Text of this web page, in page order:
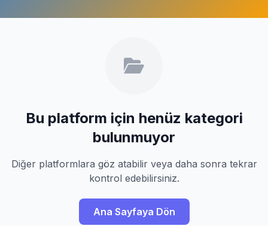
Bu platform için henüz kategori
bulunmuyor
Diğer platformlara göz atabilir veya daha sonra tekrar
kontrol edebilirsiniz.
Ana Sayfaya Dön